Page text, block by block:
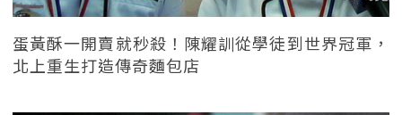
蛋黃酥一開賣就秒殺！陳耀訓從學徒到世界冠軍，
北上重生打造傳奇麵包店